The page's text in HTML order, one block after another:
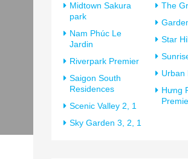
Midtown Sakura
park
Nam Phúc Le
Jardin
Riverpark Premier
Saigon South
Residences
Scenic Valley 2, 1
Sky Garden 3, 2, 1
The
Star
Urban
Hưng